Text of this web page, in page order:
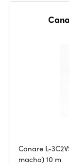
Canare L-
macho) 10 m